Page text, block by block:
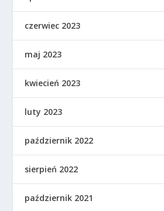
czerwiec 2023
maj 2023
kwiecień 2023
luty 2023
październik 2022
sierpień 2022
październik 2021